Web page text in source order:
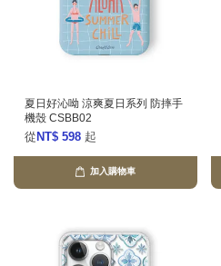
夏日好沁呦 涼爽夏日系列 防摔手
機殼 CSBB02
從 NT$ 598 起
加入購物車